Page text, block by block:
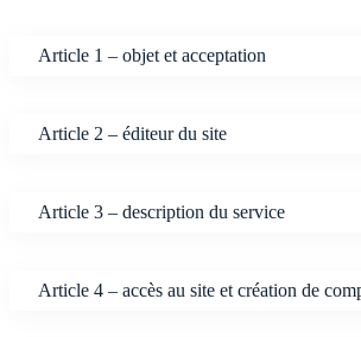
Article 1 – objet et acceptation
Article 2 – éditeur du site
Article 3 – description du service
Article 4 – accès au site et création de